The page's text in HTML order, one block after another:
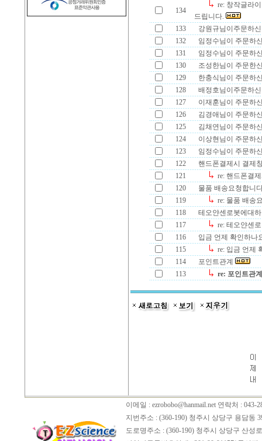
134
re: 창작글라
드립니다.
133
강원규님이주문하
132
임정수님이 주문하
131
임정수님이 주문하
130
조성한님이 주문한
129
한충식님이 주문하
128
배정호님이주문하
127
이재훈님이 주문하
126
김경애님이 주문하
125
김채연님이 주문하
124
이상현님이 주문하
123
임정수님이 주문하
122
핸드폰결제시 결제
121
re: 핸드폰결
120
물품 배송요청합니
119
re: 물품 배송
118
테오얀센로봇에대
117
re: 테오얀센
116
입금 언제 확인하나
115
re: 입금 언제
114
포인트관계
113
re: 포인트관계
이메일 : ezrobobo@hanmail.net 연락처 : 043-
지번주소 : (360-190) 청주시 상당구 용담동
도로명주소 : (360-190) 청주시 상당구 산성